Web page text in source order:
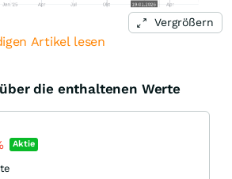
Vergrößern
Artikel lesen
die enthaltenen Werte
Aktie